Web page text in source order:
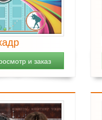
и заказ